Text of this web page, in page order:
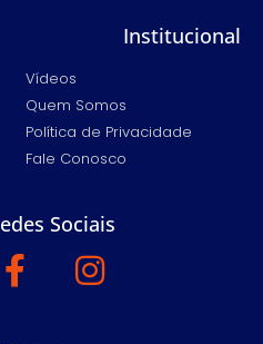
Institucional
Vídeos
Quem Somos
Política de Privacidade
Fale Conosco
Sociais